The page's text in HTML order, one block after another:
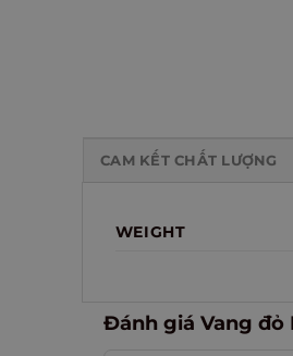
CAM KẾT CHẤT LƯỢNG
WEIGHT
Đánh giá Vang đỏ